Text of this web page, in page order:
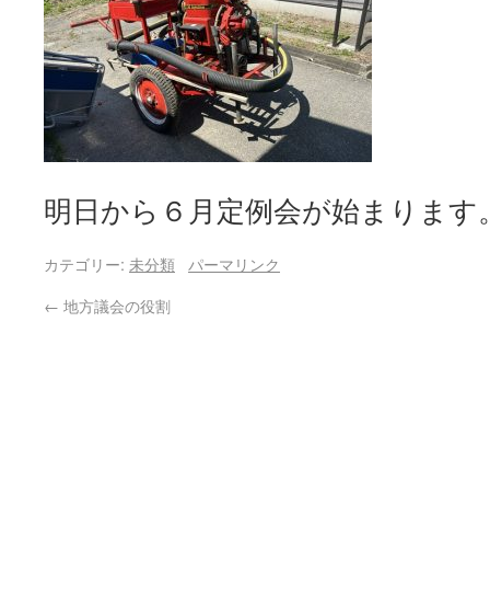
明日から６月定例会が始まります
カテゴリー: 未分類
パーマリンク
← 地方議会の役割